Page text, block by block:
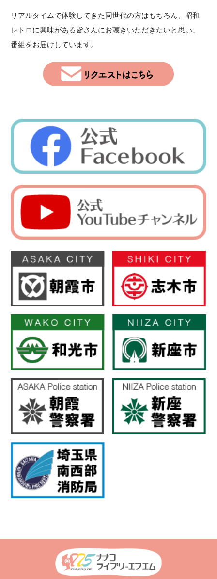
リアルタイムで体験してきた同世代の方はもちろん、昭和
レトロに興味がある皆さんにお聴きいただきたいと思い、
番組をお届けしています。